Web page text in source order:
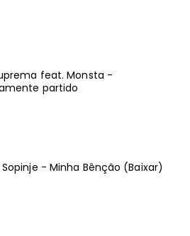
feat. Monsta -
partido
- Minha Bênção (Baixar)